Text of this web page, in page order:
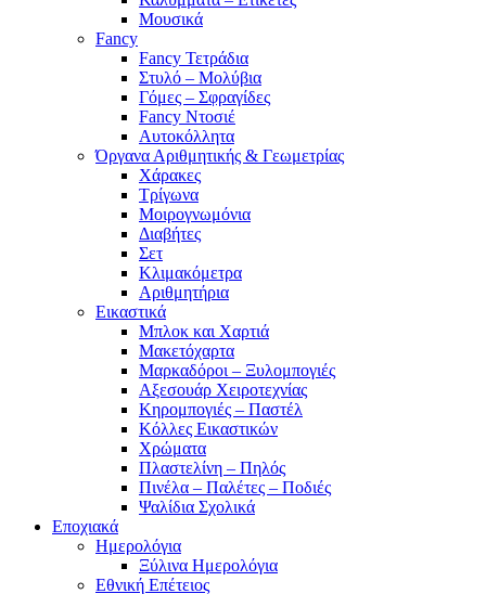
Μουσικά
Fancy
Fancy Τετράδια
Στυλό – Μολύβια
Γόμες – Σφραγίδες
Fancy Ντοσιέ
Αυτοκόλλητα
Όργανα Αριθμητικής & Γεωμετρίας
Χάρακες
Τρίγωνα
Mοιρογνωμόνια
Διαβήτες
Σετ
Κλιμακόμετρα
Αριθμητήρια
Εικαστικά
Μπλοκ και Χαρτιά
Μακετόχαρτα
Μαρκαδόροι – Ξυλομπογιές
Αξεσουάρ Χειροτεχνίας
Κηρομπογιές – Παστέλ
Κόλλες Εικαστικών
Χρώματα
Πλαστελίνη – Πηλός
Πινέλα – Παλέτες – Ποδιές
Ψαλίδια Σχολικά
Εποχιακά
Ημερολόγια
Ξύλινα Ημερολόγια
Εθνική Επέτειος